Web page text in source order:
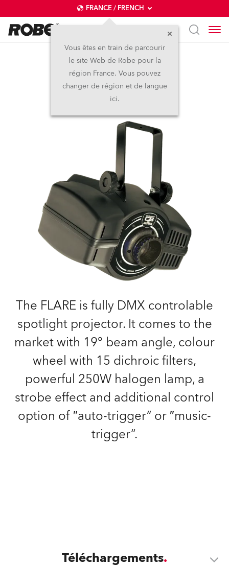
FRANCE / FRENCH
Vous êtes en train de parcourir
le site Web de Robe pour la
région France. Vous pouvez
changer de région et de langue
ici.
FLARE™
Arrêté
The FLARE is fully DMX controlable
spotlight projector. It comes to the
market with 19° beam angle, colour
wheel with 15 dichroic filters,
powerful 250W halogen lamp, a
strobe effect and additional control
option of ″auto-trigger“ or ″music-
trigger“.
Téléchargements